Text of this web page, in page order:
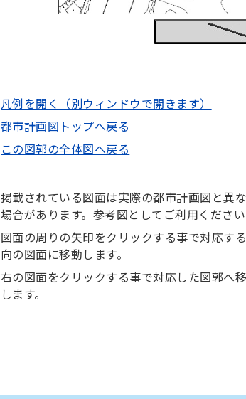
凡例を開く（別ウィンドウで開きます）
都市計画図トップへ戻る
この図郭の全体図へ戻る
掲載されている図面は実際の都市計画図と異
場合があります。参考図としてご利用ください
図面の周りの矢印をクリックする事で対応す
向の図面に移動します。
右の図面をクリックする事で対応した図郭へ
します。